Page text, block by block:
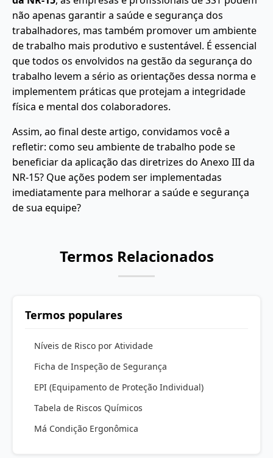
não apenas garantir a saúde e segurança dos
trabalhadores, mas também promover um ambiente
de trabalho mais produtivo e sustentável. É essencial
que todos os envolvidos na gestão da segurança do
trabalho levem a sério as orientações dessa norma e
implementem práticas que protejam a integridade
física e mental dos colaboradores.
Assim, ao final deste artigo, convidamos você a
refletir: como seu ambiente de trabalho pode se
beneficiar da aplicação das diretrizes do Anexo III da
NR-15? Que ações podem ser implementadas
imediatamente para melhorar a saúde e segurança
de sua equipe?
Termos Relacionados
Termos populares
Níveis de Risco por Atividade
Ficha de Inspeção de Segurança
EPI (Equipamento de Proteção Individual)
Tabela de Riscos Químicos
Má Condição Ergonômica